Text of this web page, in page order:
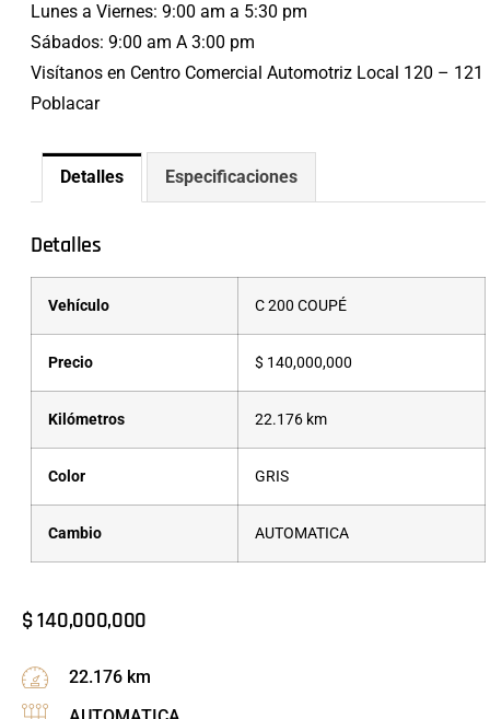
Lunes a Viernes: 9:00 am a 5:30 pm
Sábados: 9:00 am A 3:00 pm
Visítanos en Centro Comercial Automotriz Local 120 – 121
Poblacar
Detalles Especificaciones
Detalles
Vehículo C 200 COUPÉ
Precio $ 140,000,000
Kilómetros 22.176 km
Color GRIS
Cambio AUTOMATICA
$140,000,000
22.176 km